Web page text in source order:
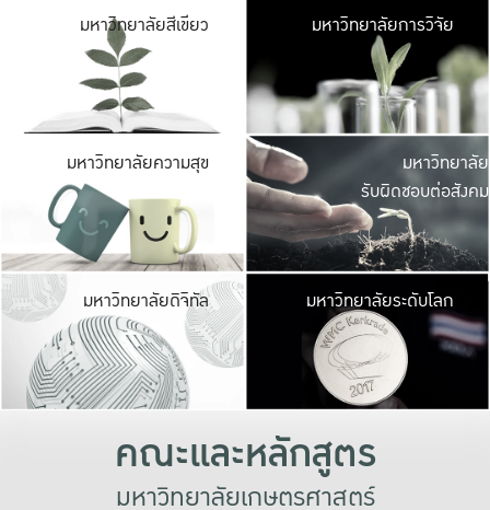
มหาวิทยาลัยสีเขียว มหาวิ
มีพื้นที่เขียวสดใส
เป็นป่าในเมือง เกษต
มหาวิทยาลัยการวิจัย
มหาวิทยาลัยความสุข มหาวิ
ค
เปิดประ
และพบเรื่องราวใ
มหาวิทยาลัย
รับผิดชอบต่อสังคม
มหาวิทยาลัยดิจิทัล มหาวิ
เปลี่ยนแปลง แล
เพื่อทำง
ระบบสารสนเทศ
มหาวิทยาลัยระดับโลก
คณะและหลักสูตร
มหาวิทยาลัยเกษตรศาสตร์